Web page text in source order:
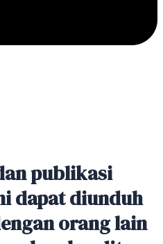
publikasi
dapat diunduh
orang lain